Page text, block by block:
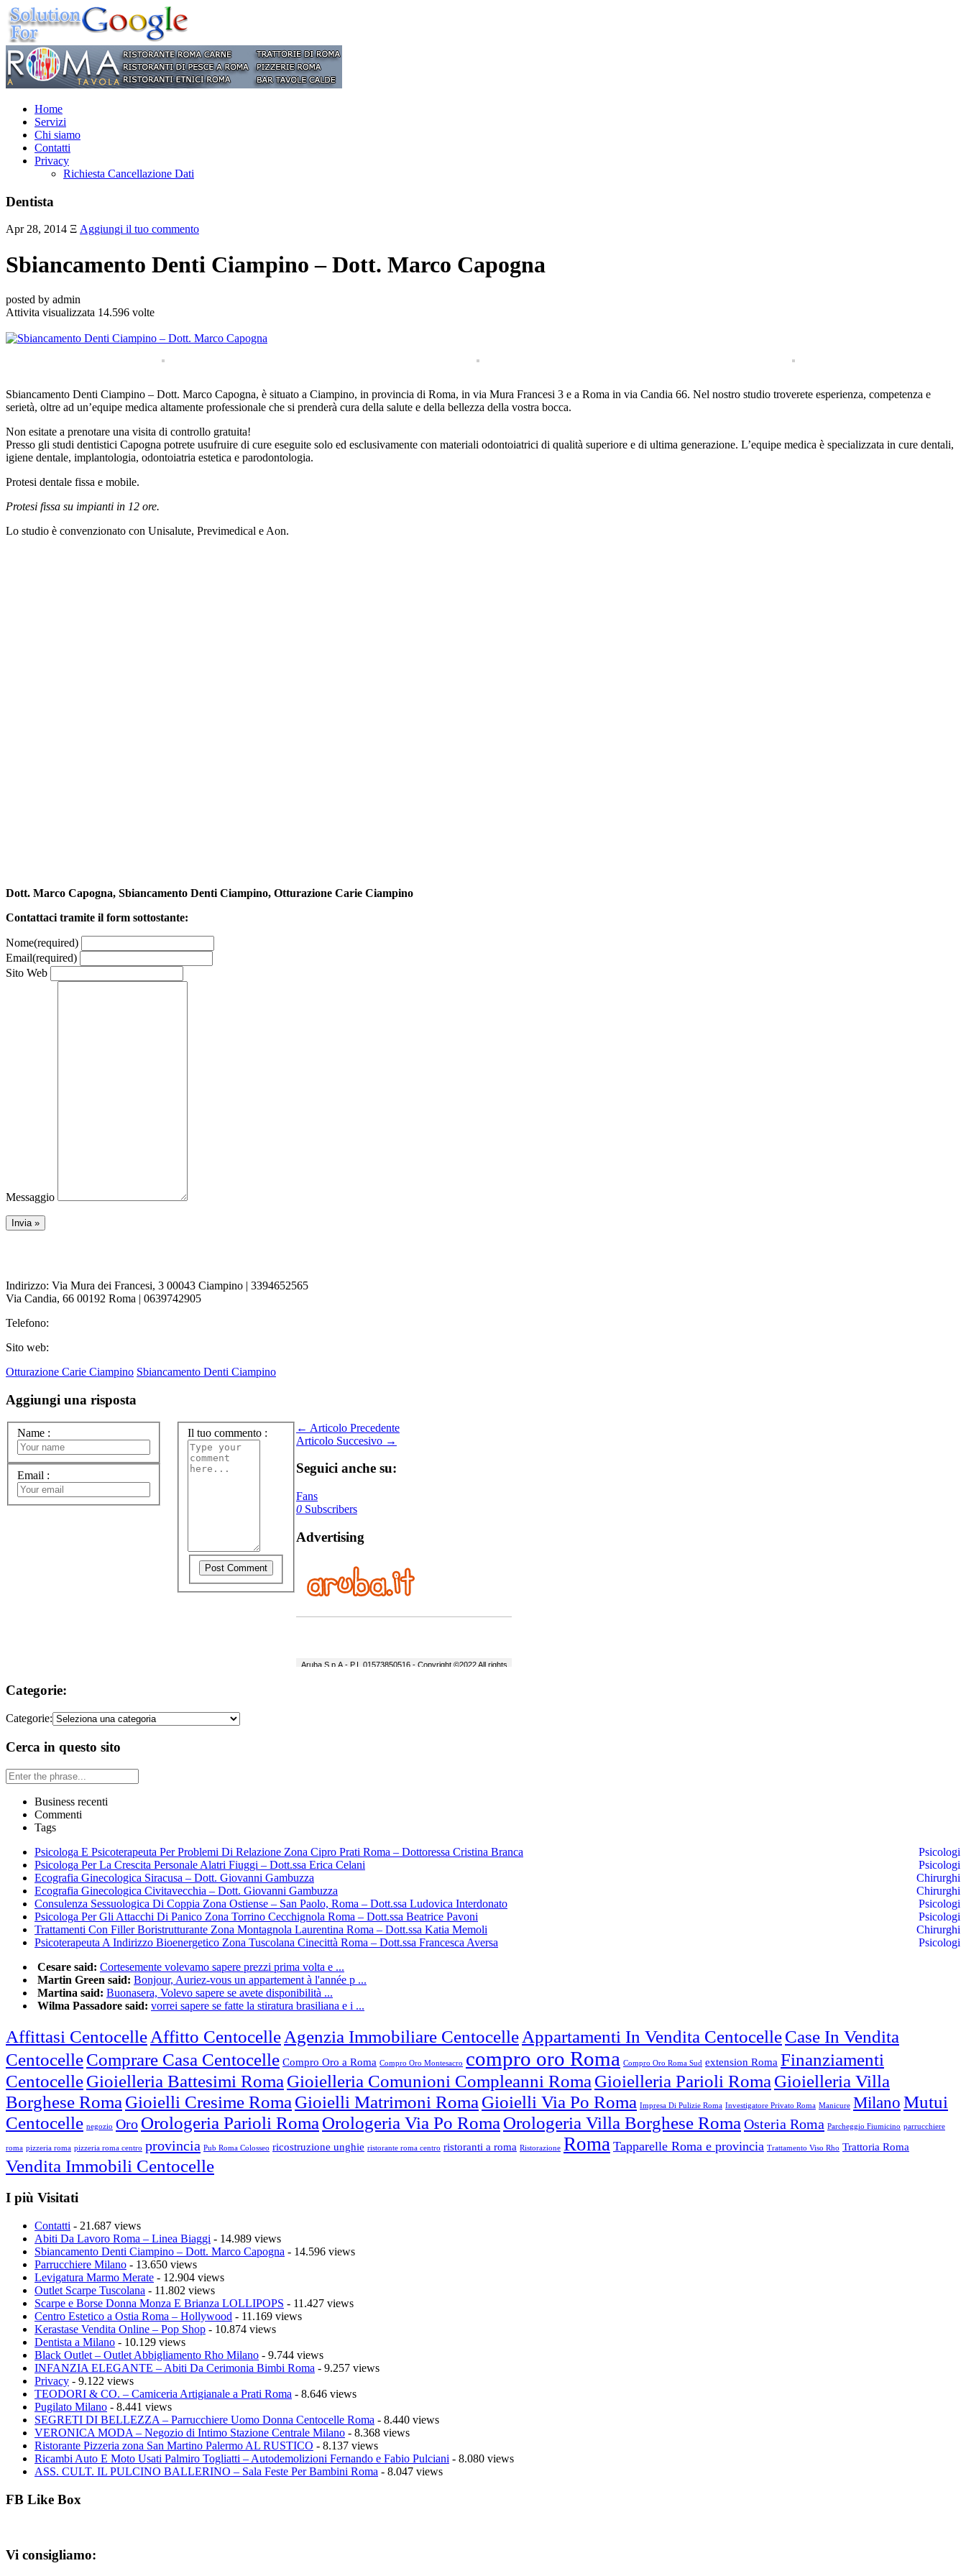
Home
Servizi
Chi siamo
Contatti
Privacy
Richiesta Cancellazione Dati
Dentista
Apr 28, 2014 Ξ Aggiungi il tuo commento
Sbiancamento Denti Ciampino – Dott. Marco Capogna
posted by admin
Attivita visualizzata 14.596 volte
Sbiancamento Denti Ciampino – Dott. Marco Capogna, è situato a Ciampino, in provincia di Roma, in via Mura Francesi 3 e a Roma in via Candia 66. Nel nostro studio troverete esperienza, competenza e
serietà, oltre ad un’equipe medica altamente professionale che si prenderà cura della salute e della bellezza della vostra bocca.
Non esitate a prenotare una visita di controllo gratuita!
Presso gli studi dentistici Capogna potrete usufruire di cure eseguite solo ed esclusivamente con materiali odontoiatrici di qualità superiore e di ultima generazione. L’equipe medica è specializzata in cure dentali,
igiene dentale, implantologia, odontoiatria estetica e parodontologia.
Protesi dentale fissa e mobile.
Protesi fissa su impianti in 12 ore.
Lo studio è convenzionato con Unisalute, Previmedical e Aon.
Dott. Marco Capogna, Sbiancamento Denti Ciampino, Otturazione Carie Ciampino
Contattaci tramite il form sottostante:
Nome(required)
Email(required)
Sito Web
Messaggio
Indirizzo: Via Mura dei Francesi, 3 00043 Ciampino | 3394652565
Via Candia, 66 00192 Roma | 0639742905
Telefono:
Sito web:
Otturazione Carie Ciampino Sbiancamento Denti Ciampino
Aggiungi una risposta
Name :
Email :
Il tuo commento :
← Articolo Precedente
Articolo Succesivo →
Seguici anche su:
Fans
0 Subscribers
Advertising
Categorie:
Categorie:
Cerca in questo sito
Business recenti
Commenti
Tags
Psicologa E Psicoterapeuta Per Problemi Di Relazione Zona Cipro Prati Roma – Dottoressa Cristina Branca
Psicologi
Psicologa Per La Crescita Personale Alatri Fiuggi – Dott.ssa Erica Celani
Psicologi
Ecografia Ginecologica Siracusa – Dott. Giovanni Gambuzza
Chirurghi
Ecografia Ginecologica Civitavecchia – Dott. Giovanni Gambuzza
Chirurghi
Consulenza Sessuologica Di Coppia Zona Ostiense – San Paolo, Roma – Dott.ssa Ludovica Interdonato
Psicologi
Psicologa Per Gli Attacchi Di Panico Zona Torrino Cecchignola Roma – Dott.ssa Beatrice Pavoni
Psicologi
Trattamenti Con Filler Boristrutturante Zona Montagnola Laurentina Roma – Dott.ssa Katia Memoli
Chirurghi
Psicoterapeuta A Indirizzo Bioenergetico Zona Tuscolana Cinecittà Roma – Dott.ssa Francesca Aversa
Psicologi
Cesare said: Cortesemente volevamo sapere prezzi prima volta e ...
Martin Green said: Bonjour, Auriez-vous un appartement à l'année p ...
Martina said: Buonasera, Volevo sapere se avete disponibilità ...
Wilma Passadore said: vorrei sapere se fatte la stiratura brasiliana e i ...
Affittasi Centocelle Affitto Centocelle Agenzia Immobiliare Centocelle Appartamenti In Vendita CentocelleCase In Vendita
CentocelleComprare Casa Centocelle Compro Oro a Roma Compro Oro Montesacro compro oro Roma Compro Oro Roma Sud extension Roma Finanziamenti
CentocelleGioielleria Battesimi Roma Gioielleria Comunioni Compleanni Roma Gioielleria Parioli Roma Gioielleria Villa
Borghese Roma Gioielli Cresime Roma Gioielli Matrimoni Roma Gioielli Via Po Roma Impresa Di Pulizie Roma Investigatore Privato Roma Manicure Milano Mutui
Centocelle negozio Oro Orologeria Parioli Roma Orologeria Via Po Roma Orologeria Villa Borghese Roma Osteria Roma Parcheggio Fiumicino parrucchiere
roma pizzeria roma pizzeria roma centro provincia Pub Roma Colosseo ricostruzione unghie ristorante roma centro ristoranti a roma Ristorazione Roma Tapparelle Roma e provincia Trattamento Viso Rho Trattoria Roma
Vendita Immobili Centocelle
I più Visitati
Contatti - 21.687 views
Abiti Da Lavoro Roma – Linea Biaggi - 14.989 views
Sbiancamento Denti Ciampino – Dott. Marco Capogna - 14.596 views
Parrucchiere Milano - 13.650 views
Levigatura Marmo Merate - 12.904 views
Outlet Scarpe Tuscolana - 11.802 views
Scarpe e Borse Donna Monza E Brianza LOLLIPOPS - 11.427 views
Centro Estetico a Ostia Roma – Hollywood - 11.169 views
Kerastase Vendita Online – Pop Shop - 10.874 views
Dentista a Milano - 10.129 views
Black Outlet – Outlet Abbigliamento Rho Milano - 9.744 views
INFANZIA ELEGANTE – Abiti Da Cerimonia Bimbi Roma - 9.257 views
Privacy - 9.122 views
TEODORI & CO. – Camiceria Artigianale a Prati Roma - 8.646 views
Pugilato Milano - 8.441 views
SEGRETI DI BELLEZZA – Parrucchiere Uomo Donna Centocelle Roma - 8.440 views
VERONICA MODA – Negozio di Intimo Stazione Centrale Milano - 8.368 views
Ristorante Pizzeria zona San Martino Palermo AL RUSTICO - 8.137 views
Ricambi Auto E Moto Usati Palmiro Togliatti – Autodemolizioni Fernando e Fabio Pulciani - 8.080 views
ASS. CULT. IL PULCINO BALLERINO – Sala Feste Per Bambini Roma - 8.047 views
FB Like Box
Vi consigliamo: